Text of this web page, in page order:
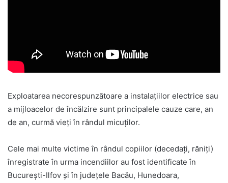
Exploatarea necorespunzătoare a instalațiilor electrice sau
a mijloacelor de încălzire sunt principalele cauze care, an
de an, curmă vieți în rândul micuților.
Cele mai multe victime în rândul copiilor (decedați, răniți)
înregistrate în urma incendiilor au fost identificate în
București-Ilfov și în județele Bacău, Hunedoara,